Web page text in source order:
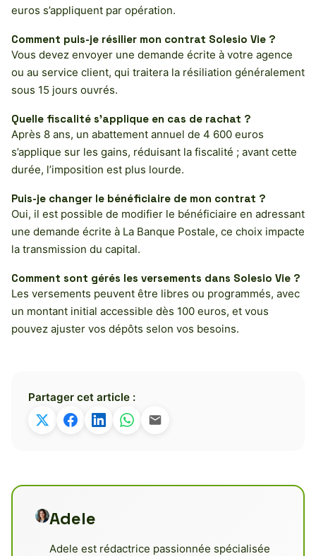
euros s’appliquent par opération.
Comment puis-je résilier mon contrat Solesio Vie ?
Vous devez envoyer une demande écrite à votre agence
ou au service client, qui traitera la résiliation généralement
sous 15 jours ouvrés.
Quelle fiscalité s’applique en cas de rachat ?
Après 8 ans, un abattement annuel de 4 600 euros
s’applique sur les gains, réduisant la fiscalité ; avant cette
durée, l’imposition est plus lourde.
Puis-je changer le bénéficiaire de mon contrat ?
Oui, il est possible de modifier le bénéficiaire en adressant
une demande écrite à La Banque Postale, ce choix impacte
la transmission du capital.
Comment sont gérés les versements dans Solesio Vie ?
Les versements peuvent être libres ou programmés, avec
un montant initial accessible dès 100 euros, et vous
pouvez ajuster vos dépôts selon vos besoins.
Partager cet article :
Adele
Adele est rédactrice passionnée spécialisée